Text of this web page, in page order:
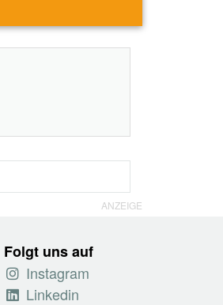
ANZEIGE
Folgt uns auf
Instagram
Linkedin